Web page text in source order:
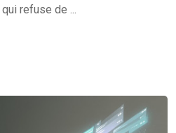
refuse de ...